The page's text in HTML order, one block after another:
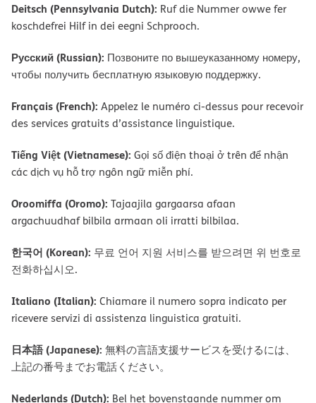
Deitsch (Pennsylvania Dutch): Ruf die Nummer owwe fer
koschdefrei Hilf in dei eegni Schprooch.
Русский (Russian): Позвоните по вышеуказанному номеру,
чтобы получить бесплатную языковую поддержку.
Français (French): Appelez le numéro ci-dessus pour recevoir
des services gratuits d’assistance linguistique.
Tiếng Việt (Vietnamese): Gọi số điện thoại ở trên để nhận
các dịch vụ hỗ trợ ngôn ngữ miễn phí.
Oroomiffa (Oromo): Tajaajila gargaarsa afaan
argachuudhaf bilbila armaan oli irratti bilbilaa.
한국어 (Korean): 무료 언어 지원 서비스를 받으려면 위 번호로
전화하십시오.
Italiano (Italian): Chiamare il numero sopra indicato per
ricevere servizi di assistenza linguistica gratuiti.
日本語 (Japanese): 無料の言語支援サービスを受けるには、
上記の番号までお電話ください。
Nederlands (Dutch): Bel het bovenstaande nummer om